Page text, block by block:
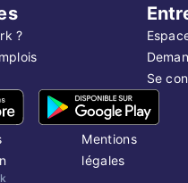
?
Se
Mentions
légales